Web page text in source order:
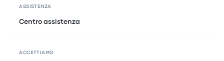
ASSISTENZA
Centro assistenza
ACCETTIAMO